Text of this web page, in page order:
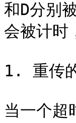
和D分别
会被计时
1. 重传
当一个超